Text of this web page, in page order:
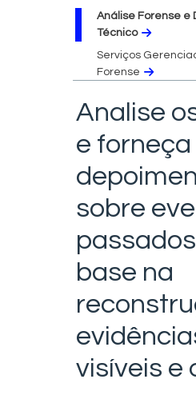
Análise Forense e
Técnico
Serviços
Forense
Analise
e forneça
sobre
base na
visíveis e